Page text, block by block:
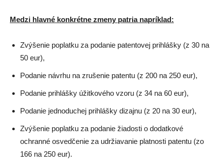
Medzi hlavné konkrétne zmeny patria napríklad:
Zvýšenie poplatku za podanie patentovej prihlášky (z 30 na
50 eur),
Podanie návrhu na zrušenie patentu (z 200 na 250 eur),
Podanie prihlášky úžitkového vzoru (z 34 na 60 eur),
Podanie jednoduchej prihlášky dizajnu (z 20 na 30 eur),
Zvýšenie poplatku za podanie žiadosti o dodatkové
ochranné osvedčenie za udržiavanie platnosti patentu (zo
166 na 250 eur).